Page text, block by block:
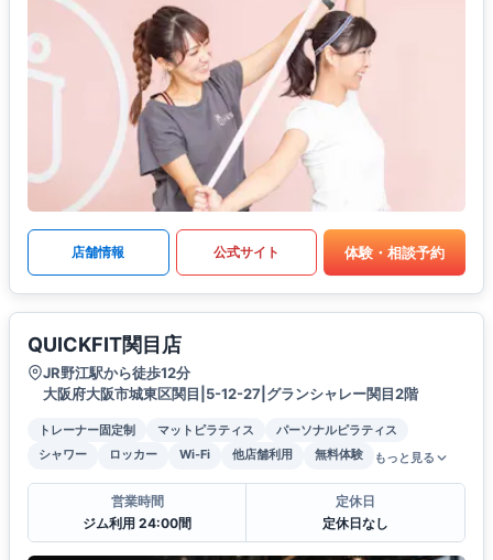
店舗情報 公式サイト 体験・相談予約
QUICKFIT関目店
JR野江駅から徒歩12分
大阪府大阪市城東区関目|5-12-27|グランシャレー関目2階
トレーナー固定制 マットピラティス
パーソナルピラティス
シャワー
ロッカー Wi-Fi 他店舗利用 無料体験 もっと見る
営業時間
ジム利用 24:00間
定休日
定休日なし